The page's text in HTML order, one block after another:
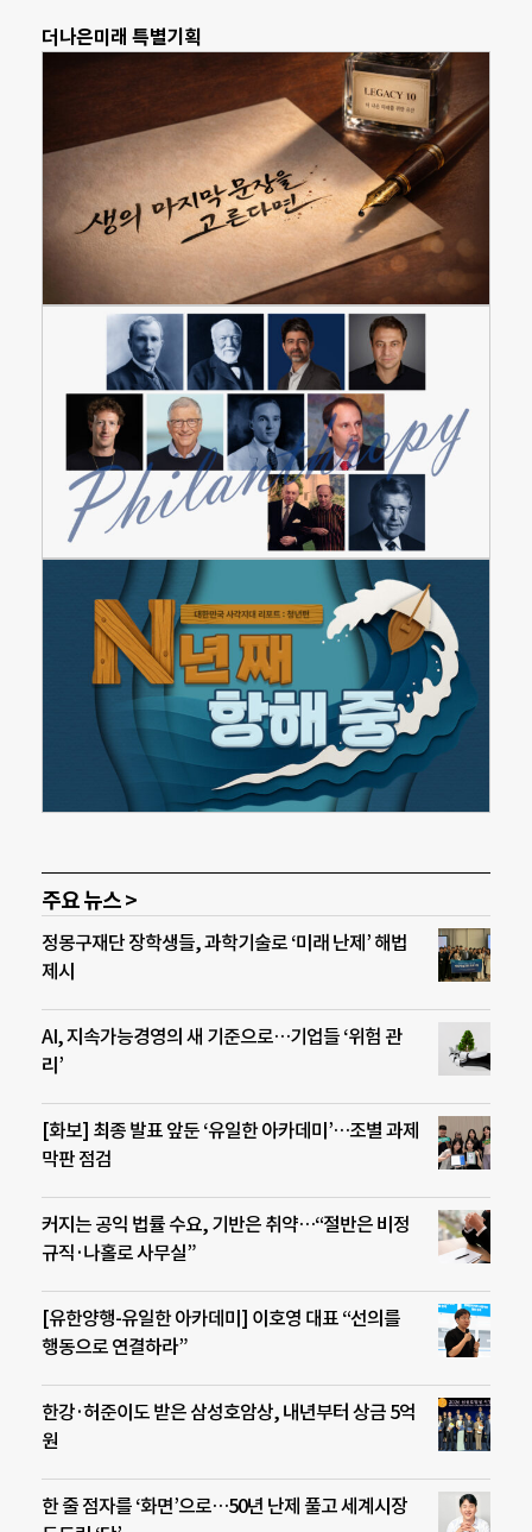
더나은미래 특별기획
주요 뉴스 >
정몽구재단 장학생들, 과학기술로 ‘미래 난제’ 해법
제시
AI, 지속가능경영의 새 기준으로…기업들 ‘위험 관
리’
[화보] 최종 발표 앞둔 ‘유일한 아카데미’…조별 과제
막판 점검
커지는 공익 법률 수요, 기반은 취약…“절반은 비정
규직·나홀로 사무실”
[유한양행-유일한 아카데미] 이호영 대표 “선의를
행동으로 연결하라”
한강·허준이도 받은 삼성호암상, 내년부터 상금 5억
원
한 줄 점자를 ‘화면’으로…50년 난제 풀고 세계시장